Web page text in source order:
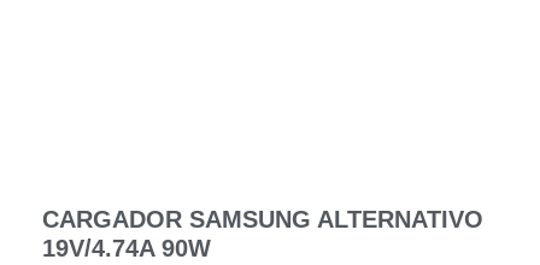
CARGADOR SAMSUNG ALTERNATIVO
19V/4.74A 90W